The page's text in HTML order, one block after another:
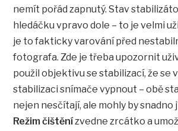
nemít pořád zapnutý. Stav
hledáčku vpravo dole – to je velmi
je to fakticky varování před
fotografa. Zde je třeba upozornit
použil objektivu se stabilizací, že se
stabilizaci snímače vypnout – obě
nejen nesčítají, ale mohly by snadno
Režim čištěnízvedne zrcátko a